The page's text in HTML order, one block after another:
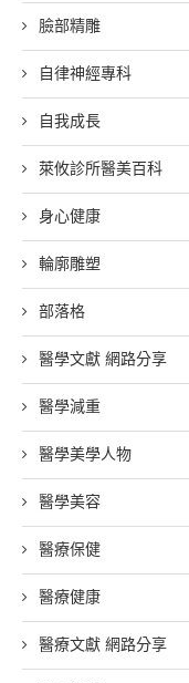
臉部精雕
自律神經專科
自我成長
萊攸診所醫美百科
身心健康
輪廓雕塑
部落格
醫學文獻 網路分享
醫學減重
醫學美學人物
醫學美容
醫療保健
醫療健康
醫療文獻 網路分享